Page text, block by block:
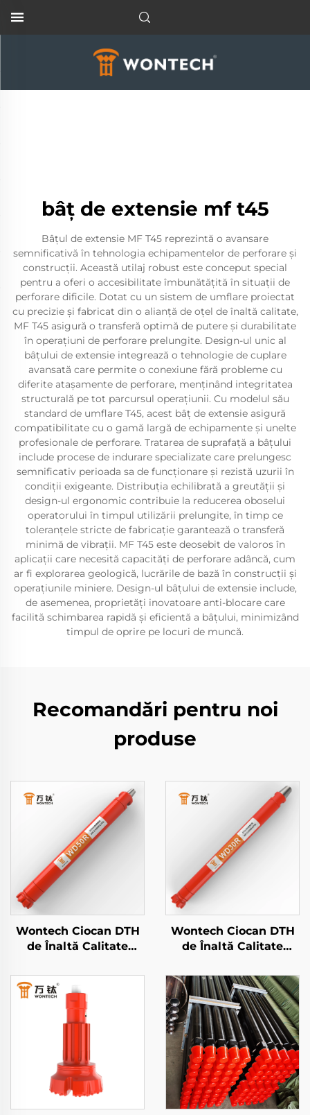
bâț de extensie mf t45
Bâțul de extensie MF T45 reprezintă o avansare
semnificativă în tehnologia echipamentelor de perforare și
construcții. Această utilaj robust este conceput special
pentru a oferi o accesibilitate îmbunătățită în situații de
perforare dificile. Dotat cu un sistem de umflare proiectat
cu precizie și fabricat din o alianță de oțel de înaltă calitate,
MF T45 asigură o transferă optimă de putere și durabilitate
în operațiuni de perforare prelungite. Design-ul unic al
bâțului de extensie integrează o tehnologie de cuplare
avansată care permite o conexiune fără probleme cu
diferite atașamente de perforare, menținând integritatea
structurală pe tot parcursul operațiunii. Cu modelul său
standard de umflare T45, acest bâț de extensie asigură
compatibilitate cu o gamă largă de echipamente și unelte
profesionale de perforare. Tratarea de suprafață a bâțului
include procese de indurare specializate care prelungesc
semnificativ perioada sa de funcționare și rezistă uzurii în
condiții exigeante. Distribuția echilibrată a greutății și
design-ul ergonomic contribuie la reducerea oboselui
operatorului în timpul utilizării prelungite, în timp ce
toleranțele stricte de fabricație garantează o transferă
minimă de vibrații. MF T45 este deosebit de valoros în
aplicații care necesită capacități de perforare adâncă, cum
ar fi explorarea geologică, lucrările de bază în construcții și
operațiunile miniere. Design-ul bâțului de extensie include,
de asemenea, proprietăți inovatoare anti-blocare care
facilită schimbarea rapidă și eficientă a bâțului, minimizând
timpul de oprire pe locuri de muncă.
Recomandări pentru noi
produse
Wontech Ciocan DTH
de Înaltă Calitate
pentru Forajul
Puțurilor Geotermale
Wontech Ciocan DTH
de Înaltă Calitate
Inch pentru forajul
puțurilor de minerit